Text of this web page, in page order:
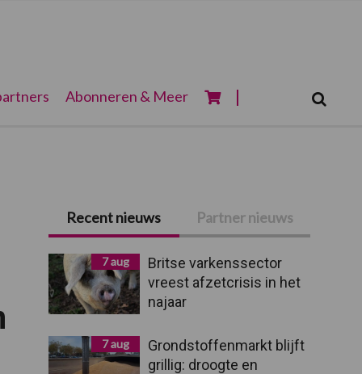
Abonneren & Meer
Primaire
Sidebar
Recent nieuws Partner nieuws
7 aug
Britse varkenssector
vreest afzetcrisis in het
najaar
7 aug
Grondstoffenmarkt blijft
grillig: droogte en